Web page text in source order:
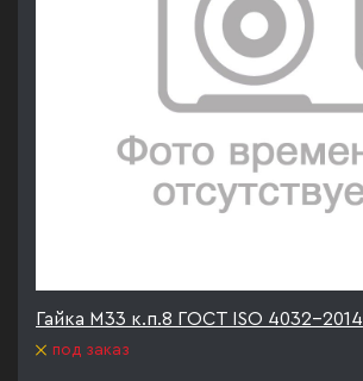
Гайка М33 к.п.8 ГОСТ ISO 4032-2014
под заказ